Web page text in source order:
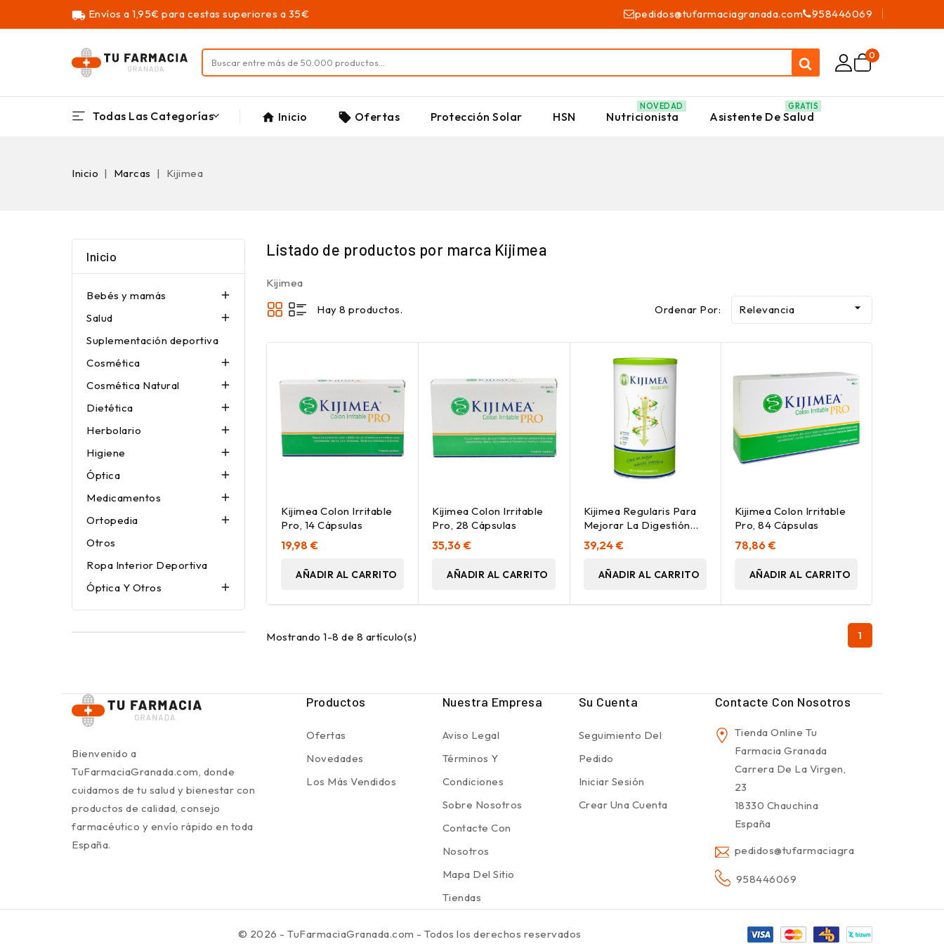
local_shipping Envíos a 1,95€ para cestas superiores a 35€ pedidos@tufarmaciagranada.com 958446069
0
Todas Las Categorías home Inicio local_offer Ofertas Protección Solar HSN Nutricionista
NOVEDAD
Asistente De Salud
GRATIS
Inicio Marcas Kijimea
Inicio
Bebés y mamás 
Salud 
Suplementación deportiva
Cosmética

Cosmética Natural 
Dietética 
Herbolario 
Higiene 
Óptica 
Medicamentos 
Ortopedia 
Otros
Ropa Interior Deportiva
Óptica Y Otros

Listado de productos por marca Kijimea
Kijimea
Hay 8 productos.
Ordenar Por: Relevancia 
Kijimea Colon Irritable
Pro, 14 Cápsulas
19,98 €
AÑADIR AL CARRITO
Kijimea Colon Irritable
Pro, 28 Cápsulas
35,36 €
AÑADIR AL CARRITO
Kijimea Regularis Para
Mejorar La Digestión
500Gr
39,24 €
AÑADIR AL CARRITO
Kijimea Colon Irritable
Pro, 84 Cápsulas
78,86 €
AÑADIR AL CARRITO
Mostrando 1-8 de 8 artículo(s) 1
Bienvenido a
TuFarmaciaGranada.com, donde
cuidamos de tu salud y bienestar con
productos de calidad, consejo
farmacéutico y envío rápido en toda
España.
Productos
Ofertas
Novedades
Los Más Vendidos
Nuestra Empresa
Aviso Legal
Términos Y
Condiciones
Sobre Nosotros
Contacte Con
Nosotros
Mapa Del Sitio
Tiendas
Su Cuenta
Seguimiento Del
Pedido
Iniciar Sesión
Crear Una Cuenta
Contacte Con Nosotros
Tienda Online Tu
Farmacia Granada
Carrera De La Virgen,
23
18330 Chauchina
España
pedidos@tufarmaciagranada.com
958446069
© 2026 - TuFarmaciaGranada.com - Todos los derechos reservados